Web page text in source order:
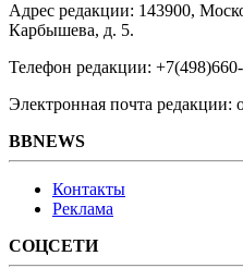
Адрес редакции: 143900,
Карбышева, д. 5.
Телефон редакции:
Электронная почта редакции:
BBNEWS
Контакты
Реклама
СОЦСЕТИ